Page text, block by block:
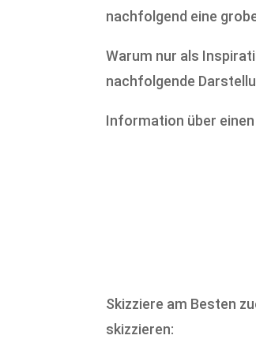
nachfolgend eine
Warum nur als
nachfolgende
Information über
Skizziere am Besten
skizzieren: